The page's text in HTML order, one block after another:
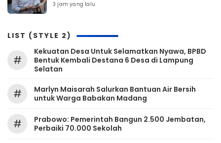
3 jam yang lalu
LIST (STYLE 2)
#
Kekuatan Desa Untuk Selamatkan Nyawa, BPBD
Bentuk Kembali Destana 6 Desa di Lampung
Selatan
#
Marlyn Maisarah Salurkan Bantuan Air Bersih
untuk Warga Babakan Madang
#
Prabowo: Pemerintah Bangun 2.500 Jembatan,
Perbaiki 70.000 Sekolah